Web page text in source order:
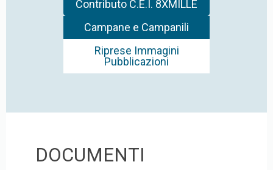
Contributo C.E.I. 8XMILLE
Campane e Campanili
Riprese Immagini
Pubblicazioni
DOCUMENTI